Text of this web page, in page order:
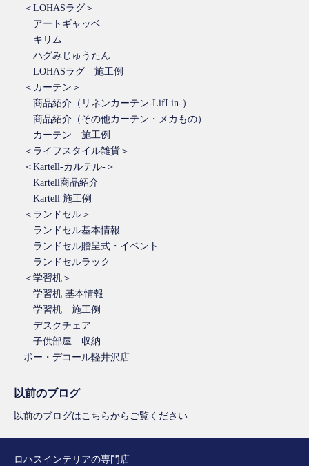
＜LOHASラグ＞
アートギャッベ
キリム
ハグみじゅうたん
LOHASラグ 施工例
＜カーテン＞
商品紹介（リネンカーテン-LifLin-）
商品紹介（その他カーテン・メカもの）
カーテン 施工例
＜ライフスタイル雑貨＞
＜Kartell-カルテル-＞
Kartell商品紹介
Kartell 施工例
＜ランドセル＞
ランドセル基本情報
ランドセル贈呈式・イベント
ランドセルラック
＜学習机＞
学習机 基本情報
学習机 施工例
デスクチェア
子供部屋 収納
ボー・デコール軽井沢店
以前のブログ
以前のブログはこちらからご覧ください
ロハスインテリアの専門店